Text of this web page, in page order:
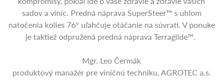
sadov a viníc. Predná náprava SuperSteer™ s uhlom
natočenia kolies 76° uľahčuje otáčanie na súvrati. V ponuke
je taktiež odpružená predná náprava Terraglide™.
Mgr. Leo Čermák
produktový manažér pre viničnú techniku, AGROTEC a.s.